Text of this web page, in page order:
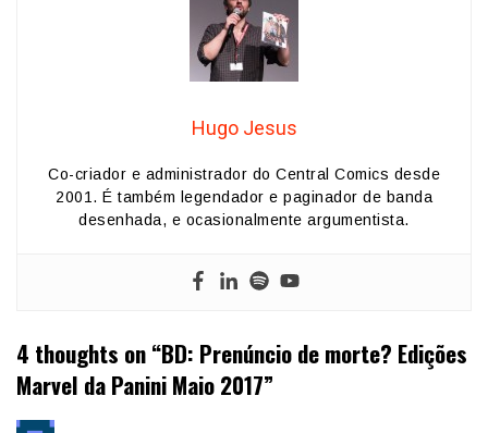
Hugo Jesus
Co-criador e administrador do Central Comics desde
2001. É também legendador e paginador de banda
desenhada, e ocasionalmente argumentista.
4 thoughts on “BD: Prenúncio de morte? Edições
Marvel da Panini Maio 2017”